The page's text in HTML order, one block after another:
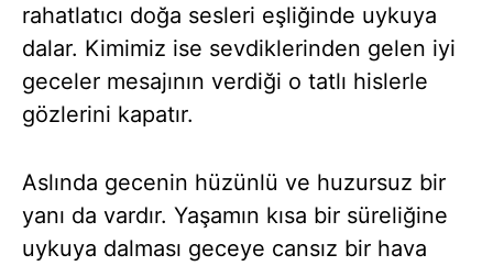
rahatlatıcı doğa sesleri eşliğinde uykuya
dalar. Kimimiz ise sevdiklerinden gelen iyi
geceler mesajının verdiği o tatlı hislerle
gözlerini kapatır.
Aslında gecenin hüzünlü ve huzursuz bir
yanı da vardır. Yaşamın kısa bir süreliğine
uykuya dalması geceye cansız bir hava